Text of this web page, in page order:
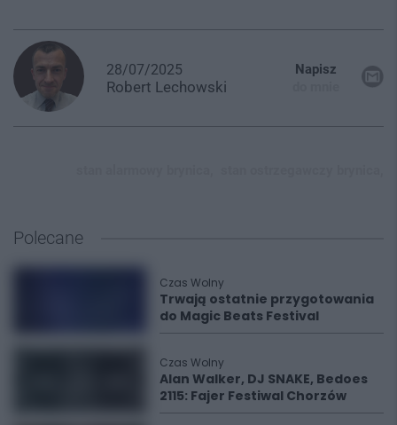
28/07/2025
Robert Lechowski
Napisz
Polecane
Czas Wolny
Trwają ostatnie przygotowania
do Magic Beats Festival
Czas Wolny
Alan Walker, DJ SNAKE, Bedoes
2115: Fajer Festiwal Chorzów